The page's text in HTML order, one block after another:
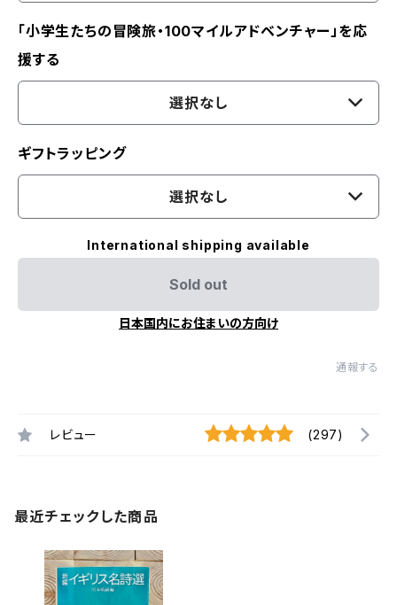
「小学生たちの冒険旅・100マイルアドベンチャー」を応
援する
選択なし
ギフトラッピング
選択なし
International shipping available
Sold out
日本国内にお住まいの方向け
通報する
レビュー (297)
最近チェックした商品